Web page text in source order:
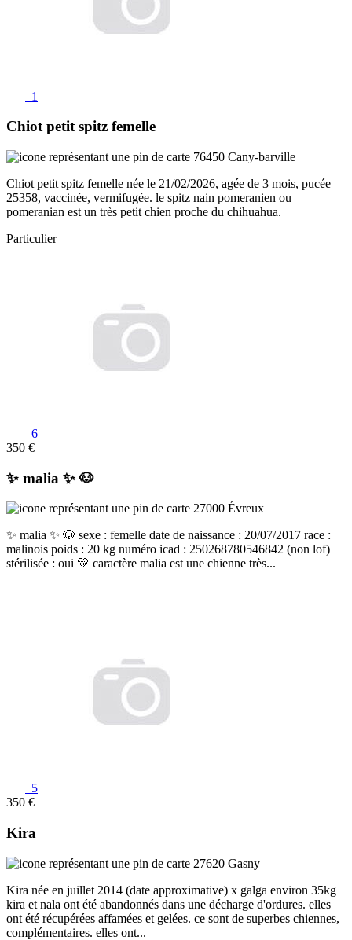
1
Chiot petit spitz femelle
76450 Cany-barville
Chiot petit spitz femelle née le 21/02/2026, agée de 3 mois, pucée
25358, vaccinée, vermifugée. le spitz nain pomeranien ou
pomeranian est un très petit chien proche du chihuahua.
Particulier
6
350 €
✨️ malia ✨️ 🐶
27000 Évreux
✨️ malia ✨️ 🐶 sexe : femelle date de naissance : 20/07/2017 race :
malinois poids : 20 kg numéro icad : 250268780546842 (non lof)
stérilisée : oui 💛 caractère malia est une chienne très...
5
350 €
Kira
27620 Gasny
Kira née en juillet 2014 (date approximative) x galga environ 35kg
kira et nala ont été abandonnés dans une décharge d'ordures. elles
ont été récupérées affamées et gelées. ce sont de superbes chiennes,
complémentaires. elles ont...